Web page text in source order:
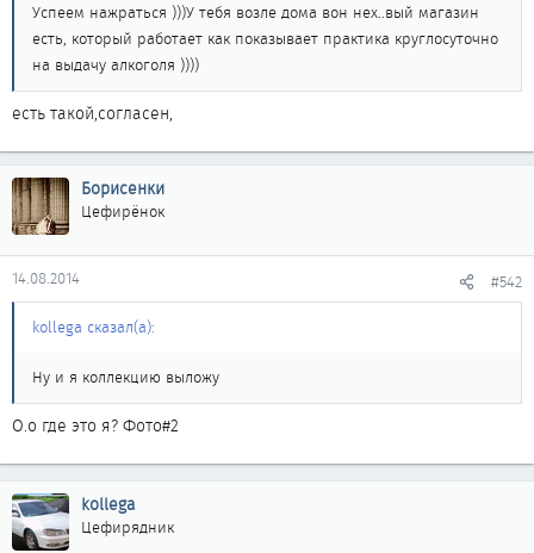
Успеем нажраться )))У тебя возле дома вон нех..вый магазин
есть, который работает как показывает практика круглосуточно
на выдачу алкоголя ))))
есть такой,согласен,
Борисенки
Цефирёнок
14.08.2014 #542
kollega сказал(а):
Ну и я коллекцию выложу
О.о где это я? Фото#2
kollega
Цефирядник